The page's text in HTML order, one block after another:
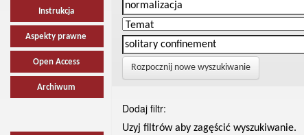
Instrukcja
Aspekty prawne
Open Access
Archiwum
Rozpocznij nowe wyszukiwanie
Dodaj filtr:
Uzyj filtrów aby zagęścić wyszukiwanie.